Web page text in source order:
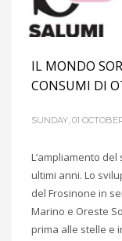
IL MONDO
CONSUMI DI
SUNDAY, 01
L’ampliamento
ultimi anni. Lo
del Frosinone in
Marino e Oreste
prima alle stelle e